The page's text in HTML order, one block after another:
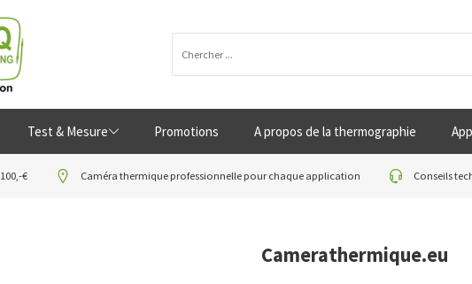
Test & Mesure Promotions A propos de la thermographie
€ Caméra thermique professionnelle pour chaque application Conseils
Camerathermique.eu